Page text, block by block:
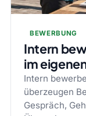
BEWERBUNG
Intern
im
Intern
überzeugen
Gespräch,